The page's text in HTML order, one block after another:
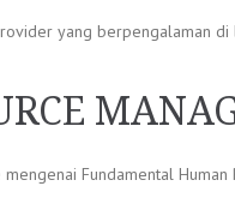
yang berpengalaman
Fundamental Human